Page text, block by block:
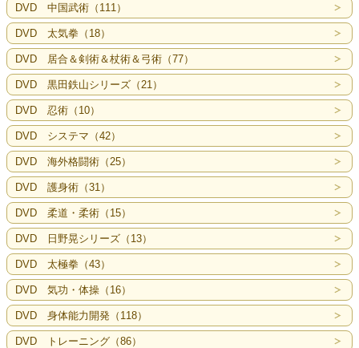
DVD 中国武術（111）
DVD 太気拳（18）
DVD 居合＆剣術＆杖術＆弓術（77）
DVD 黒田鉄山シリーズ（21）
DVD 忍術（10）
DVD システマ（42）
DVD 海外格闘術（25）
DVD 護身術（31）
DVD 柔道・柔術（15）
DVD 日野晃シリーズ（13）
DVD 太極拳（43）
DVD 気功・体操（16）
DVD 身体能力開発（118）
DVD トレーニング（86）